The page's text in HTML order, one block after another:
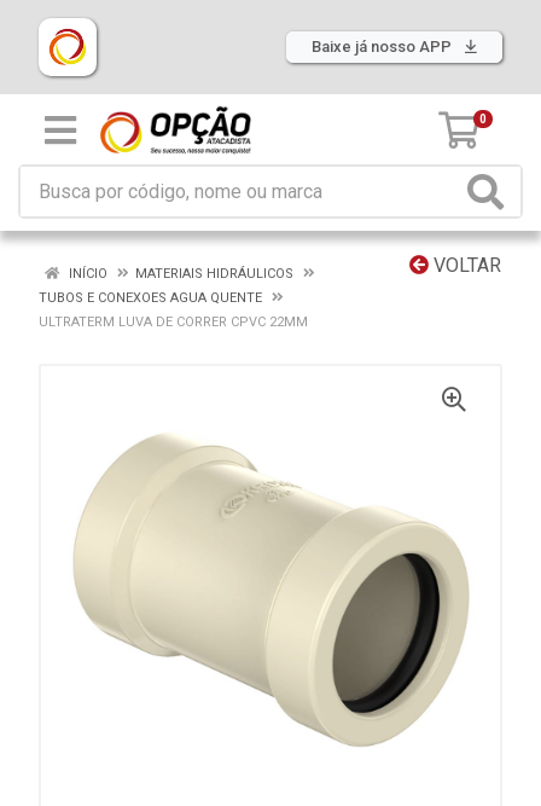
Baixe já nosso APP
0
VOLTAR
INÍCIO
MATERIAIS HIDRÁULICOS
TUBOS E CONEXOES AGUA QUENTE
ULTRATERM LUVA DE CORRER CPVC 22MM